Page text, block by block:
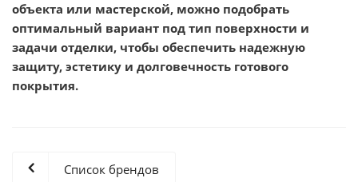
объекта или мастерской, можно подобрать
оптимальный вариант под тип поверхности и
задачи отделки, чтобы обеспечить надежную
защиту, эстетику и долговечность готового
покрытия.
Список брендов